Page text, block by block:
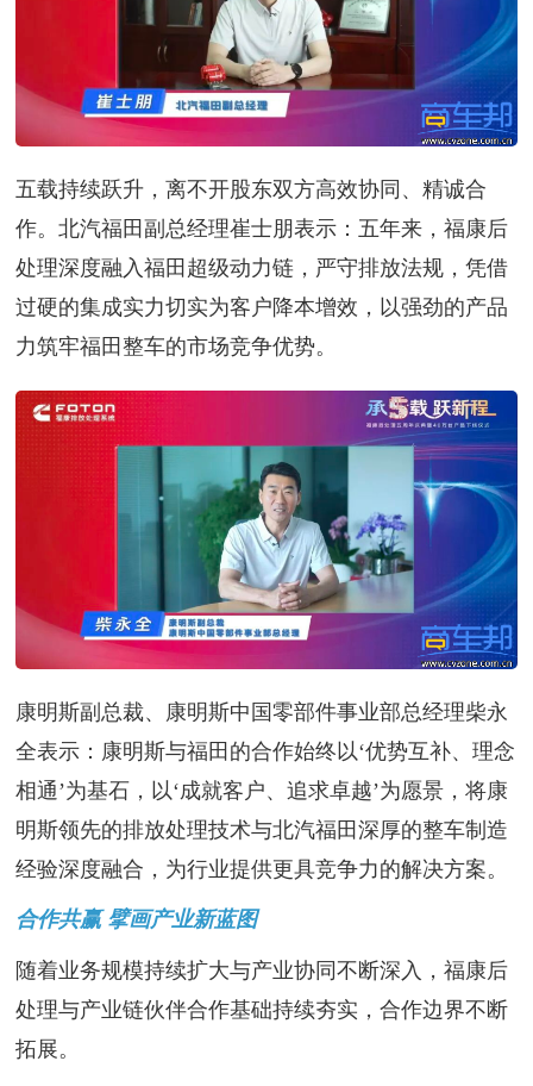
五载持续跃升，离不开股东双方高效协同、精诚合
作。北汽福田副总经理崔士朋表示：五年来，福康后
处理深度融入福田超级动力链，严守排放法规，凭借
过硬的集成实力切实为客户降本增效，以强劲的产品
力筑牢福田整车的市场竞争优势。
康明斯副总裁、康明斯中国零部件事业部总经理柴永
全表示：康明斯与福田的合作始终以‘优势互补、理念
相通’为基石，以‘成就客户、追求卓越’为愿景，将康
明斯领先的排放处理技术与北汽福田深厚的整车制造
经验深度融合，为行业提供更具竞争力的解决方案。
合作共赢 擘画产业新蓝图
随着业务规模持续扩大与产业协同不断深入，福康后
处理与产业链伙伴合作基础持续夯实，合作边界不断
拓展。